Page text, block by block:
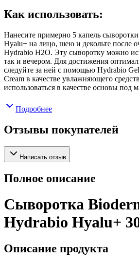
Как использовать:
Нанесите примерно 5 капель
Hyalu+ на лицо, шею и декольте после
Hydrabio H2O. Эту сыворотку можно
так и вечером. Для достижения
следуйте за ней с помощью Hydrabio
Cream в качестве увлажняющего
использоваться в качестве основы под
Подробнее
Отзывы покупателей
Написать отзыв
Полное описание
Сыворотка
Hydrabio Hyalu+
Описание продукта